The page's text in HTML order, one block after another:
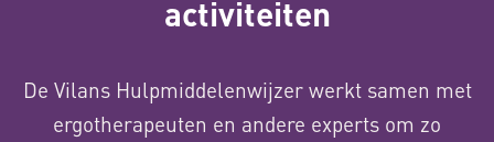
activiteiten
De Vilans Hulpmiddelenwijzer werkt samen met
ergotherapeuten en andere experts om zo